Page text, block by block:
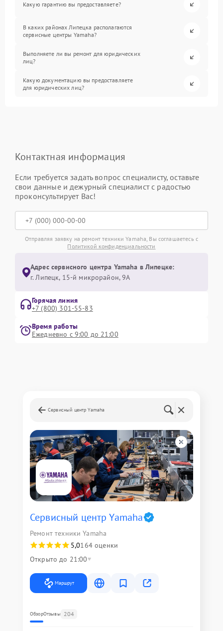
Какую гарантию вы предоставляете?
В каких районах Липецка располагаются
сервисные центры Yamaha?
Выполняете ли вы ремонт для юридических
лиц?
Какую документацию вы предоставляете
для юридических лиц?
Контактная информация
Если требуется задать вопрос специалисту, оставьте
свои данные и дежурный специалист с радостью
проконсультирует Вас!
Отправляя заявку на ремонт техники Yamaha, Вы соглашаетесь с
Политикой конфиденциальности
Адрес сервисного центра Yamaha в Липецке:
г. Липецк, 15-й микрорайон, 9А
Горячая линия
+7 (800) 301-55-83
Время работы
Ежедневно с 9:00 до 21:00
Сервисный центр Yamaha
Сервисный центр Yamaha
Ремонт техники Yamaha
5,0164 оценки
Открыто до 21:00
Маршрут
ОбзорОтзывы 204